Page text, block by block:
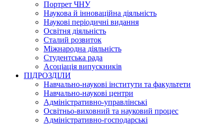
Портрет ЧНУ
Наукова й інноваційна діяльність
Наукові періодичні видання
Освітня діяльність
Сталий розвиток
Міжнародна діяльність
Студентська рада
Асоціація випускників
ПІДРОЗДІЛИ
Навчально-наукові інститути та факультети
Навчально-наукові центри
Адміністративно-управлінські
Освітньо-виховний та науковий процес
Адміністративно-господарські